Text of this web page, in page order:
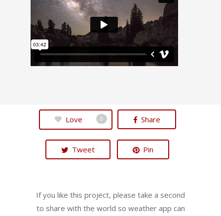
Love 0 Share
Tweet Pin
If you like this project, please take a second
to share with the world so weather app can